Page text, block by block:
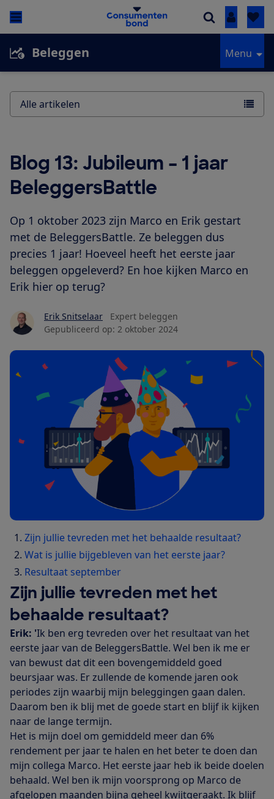
Inloggen
Beleggen Menu
Blog 13: Jubileum – 1 jaar
BeleggersBattle
Op 1 oktober 2023 zijn Marco en Erik gestart
met de BeleggersBattle. Ze beleggen dus
precies 1 jaar! Hoeveel heeft het eerste jaar
beleggen opgeleverd? En hoe kijken Marco en
Erik hier op terug?
Erik Snitselaar
Expert beleggen
Gepubliceerd op: 2 oktober 2024
Zijn jullie tevreden met het behaalde resultaat?
Wat is jullie bijgebleven van het eerste jaar?
Resultaat september
Zijn jullie tevreden met het
behaalde resultaat?
Erik: 'Ik ben erg tevreden over het resultaat van het
eerste jaar van de BeleggersBattle. Wel ben ik me er
van bewust dat dit een bovengemiddeld goed
beursjaar was. Er zullende de komende jaren ook
periodes zijn waarbij mijn beleggingen gaan dalen.
Daarom ben ik blij met de goede start en blijf ik kijken
naar de lange termijn.
Het is mijn doel om gemiddeld meer dan 6%
rendement per jaar te halen en het beter te doen dan
mijn collega Marco. Het eerste jaar heb ik beide doelen
behaald. Wel ben ik mijn voorsprong op Marco de
afgelopen maanden bijna geheel kwijtgeraakt. Ik blijf
Alle artikelen